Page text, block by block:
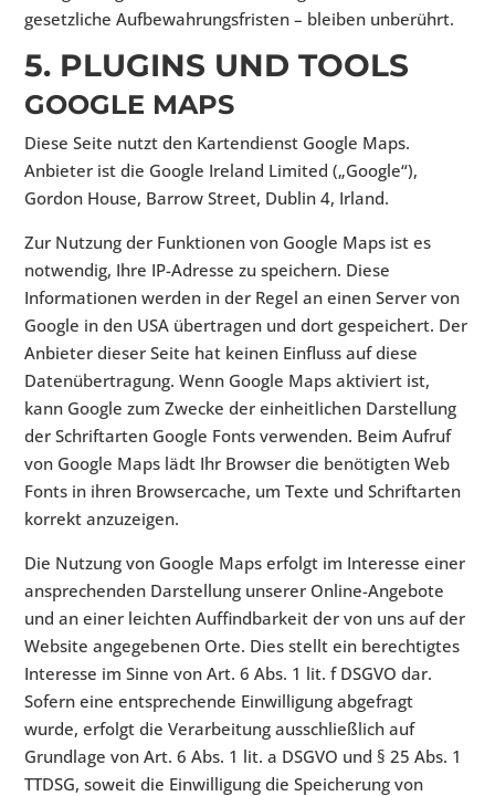
gesetzliche Aufbewahrungsfristen – bleiben unberührt.
5. PLUGINS UND TOOLS
GOOGLE MAPS
Diese Seite nutzt den Kartendienst Google Maps.
Anbieter ist die Google Ireland Limited („Google“),
Gordon House, Barrow Street, Dublin 4, Irland.
Zur Nutzung der Funktionen von Google Maps ist es
notwendig, Ihre IP-Adresse zu speichern. Diese
Informationen werden in der Regel an einen Server von
Google in den USA übertragen und dort gespeichert. Der
Anbieter dieser Seite hat keinen Einfluss auf diese
Datenübertragung. Wenn Google Maps aktiviert ist,
kann Google zum Zwecke der einheitlichen Darstellung
der Schriftarten Google Fonts verwenden. Beim Aufruf
von Google Maps lädt Ihr Browser die benötigten Web
Fonts in ihren Browsercache, um Texte und Schriftarten
korrekt anzuzeigen.
Die Nutzung von Google Maps erfolgt im Interesse einer
ansprechenden Darstellung unserer Online-Angebote
und an einer leichten Auffindbarkeit der von uns auf der
Website angegebenen Orte. Dies stellt ein berechtigtes
Interesse im Sinne von Art. 6 Abs. 1 lit. f DSGVO dar.
Sofern eine entsprechende Einwilligung abgefragt
wurde, erfolgt die Verarbeitung ausschließlich auf
Grundlage von Art. 6 Abs. 1 lit. a DSGVO und § 25 Abs. 1
TTDSG, soweit die Einwilligung die Speicherung von